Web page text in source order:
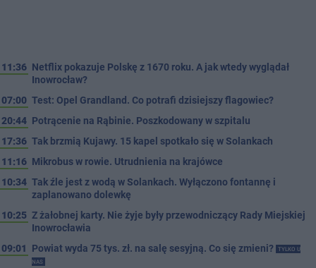
11:36 Netflix pokazuje Polskę z 1670 roku. A jak wtedy wyglądał
Inowrocław?
07:00 Test: Opel Grandland. Co potrafi dzisiejszy flagowiec?
20:44 Potrącenie na Rąbinie. Poszkodowany w szpitalu
17:36 Tak brzmią Kujawy. 15 kapel spotkało się w Solankach
11:16 Mikrobus w rowie. Utrudnienia na krajówce
10:34 Tak źle jest z wodą w Solankach. Wyłączono fontannę i
zaplanowano dolewkę
10:25 Z żałobnej karty. Nie żyje były przewodniczący Rady Miejskiej
Inowrocławia
09:01
Powiat wyda 75 tys. zł. na salę sesyjną. Co się zmieni?
TYLKO U
NAS